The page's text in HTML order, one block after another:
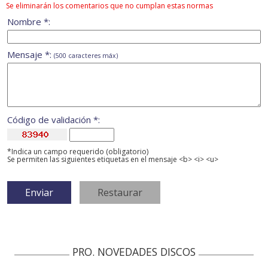
Se eliminarán los comentarios que no cumplan estas normas
Nombre *:
Mensaje *: (500 caracteres máx)
Código de validación *:
*Indica un campo requerido (obligatorio)
Se permiten las siguientes etiquetas en el mensaje <b> <i> <u>
PRO. NOVEDADES DISCOS